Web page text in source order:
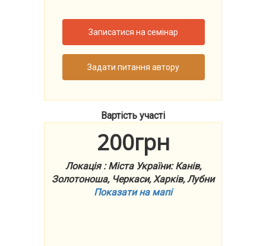
Записатися на семінар
Задати питання автору
Вартість участі
200грн
Локація : Міста України: Канів,
Золотоноша, Черкаси, Харків, Лубни
Показати на мапі